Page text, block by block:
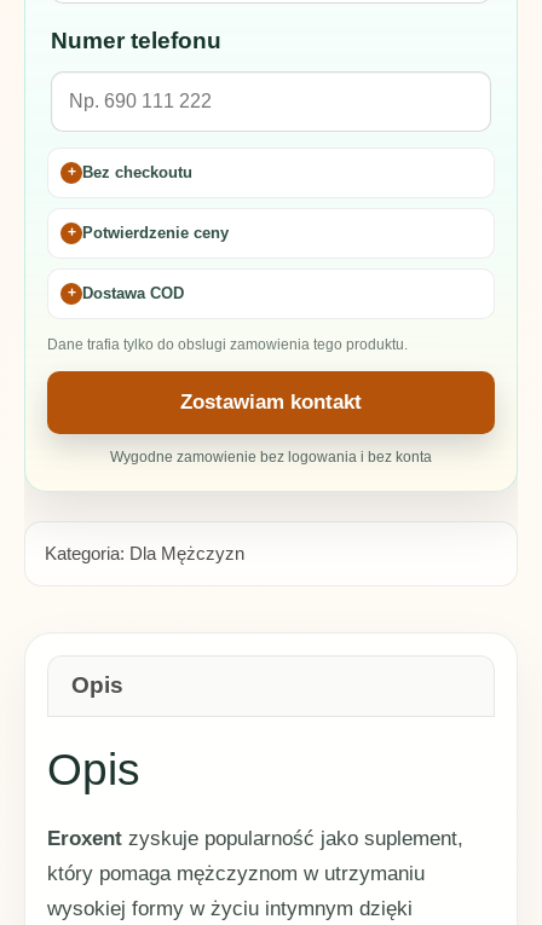
Numer telefonu
Bez checkoutu
Potwierdzenie ceny
Dostawa COD
Dane trafia tylko do obslugi zamowienia tego produktu.
Zostawiam kontakt
Wygodne zamowienie bez logowania i bez konta
Kategoria: Dla Mężczyzn
Opis
Opis
Eroxent zyskuje popularność jako suplement,
który pomaga mężczyznom w utrzymaniu
wysokiej formy w życiu intymnym dzięki